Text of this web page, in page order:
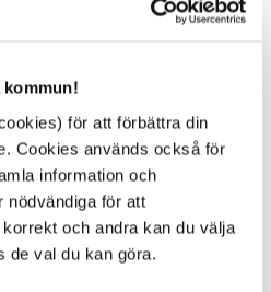
för att förbättra din
Cookies används också för
information och
för att
och andra kan du välja
de val du kan göra.
somär född och
Willy börjar sin